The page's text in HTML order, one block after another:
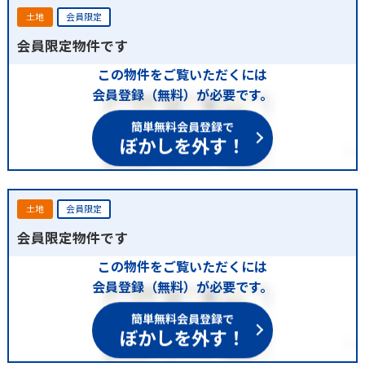
土地 会員限定
会員限定物件です
この物件をご覧いただくには
会員登録（無料）が必要です。
簡単無料会員登録で
ぼかしを外す！
土地 会員限定
会員限定物件です
この物件をご覧いただくには
会員登録（無料）が必要です。
簡単無料会員登録で
ぼかしを外す！